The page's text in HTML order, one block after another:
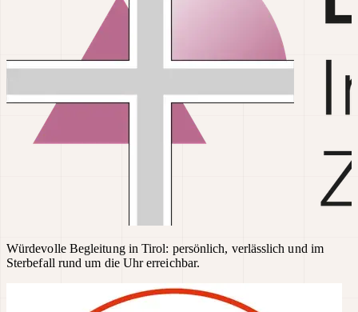
Würdevolle Begleitung in Tirol: persönlich, verlässlich und im
Sterbefall rund um die Uhr erreichbar.